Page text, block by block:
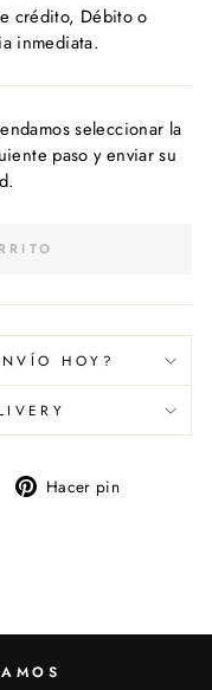
crédito, Débito o
inmediata.
seleccionar la
paso y enviar su
HOY?
Tuitear Hacer pin